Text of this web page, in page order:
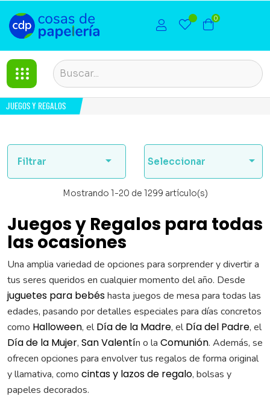
0
JUEGOS Y REGALOS
Filtrar  Seleccionar 
Mostrando 1-20 de 1299 artículo(s)
Juegos y Regalos para todas
las ocasiones
Una amplia variedad de opciones para sorprender y divertir a
tus seres queridos en cualquier momento del año. Desde
juguetes para bebéshasta juegos de mesa para todas las
edades, pasando por detalles especiales para días concretos
como Halloween, elDía de la Madre, elDía del Padre, el
Día de la Mujer, San Valentín o la Comunión. Además, se
ofrecen opciones para envolver tus regalos de forma original
y llamativa, como cintas y lazos de regalo, bolsas y
papeles decorados.